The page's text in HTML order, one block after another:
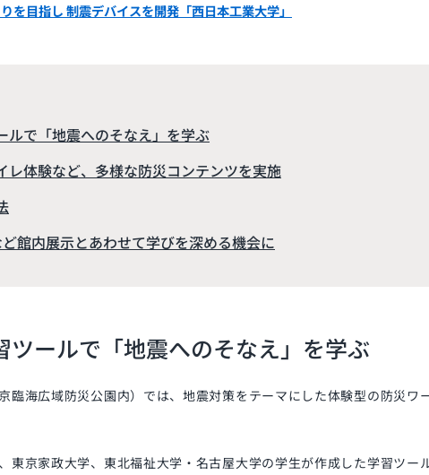
を目指し 制震デバイスを開発「西日本工業大学」
ルで「地震へのそなえ」を学ぶ
レ体験など、多様な防災コンテンツを実施
館内展示とあわせて学びを深める機会に
ツールで「地震へのそなえ」を学ぶ
臨海広域防災公園内）では、地震対策をテーマにした体験型の防災ワ
東京家政大学、東北福祉大学・名古屋大学の学生が作成した学習ツー